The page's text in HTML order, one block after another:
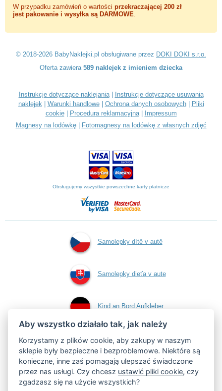
W przypadku zamówień o wartości przekraczającej 200 zł
jest pakowanie i wysyłka są DARMOWE
© 2018-2026 BabyNaklejki.pl obsługiwane przez DOKI DOKI s.r.o.
Oferta zawiera 589 naklejek z imieniem dziecka
Instrukcje dotyczące naklejania|
Instrukcje dotyczące usuwania
naklejek| Warunki handlowe| Ochrona danych osobowych|
Pliki
cookie| Procedura reklamacyjna|
Impressum
Magnesy na lodówkę| Fotomagnesy na lodówkę z własnych zdjęć
Obsługujemy wszystkie powszechne karty płatnicze
Samolepky dítě v autě
Samolepky dieťa v aute
Kind an Bord Aufkleber
Naklejki dziecko w
aucie
Aby wszystko działało tak, jak należy
Korzystamy z plików cookie, aby zakupy w naszym
sklepie były bezpieczne i bezproblemowe. Niektóre są
konieczne, inne zaś pomagają ulepszać świadczone
przez nas usługi. Czy chcesz ustawić pliki cookie, czy
zgadzasz się na użycie wszystkich?